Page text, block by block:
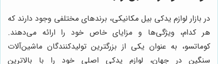
در بازار لوازم یدکی بیل مکانیکی، برندهای مختلفی وجود دارند که
هر کدام، ویژگی‌ها و مزایای خاص خود را ارائه می‌دهند.
کوماتسو، به عنوان یکی از بزرگترین تولیدکنندگان ماشین‌آلات
سنگین در جهان، لوازم یدکی اصلی خود را با بالاترین